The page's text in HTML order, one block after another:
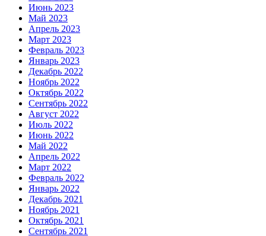
Июнь 2023
Май 2023
Апрель 2023
Март 2023
Февраль 2023
Январь 2023
Декабрь 2022
Ноябрь 2022
Октябрь 2022
Сентябрь 2022
Август 2022
Июль 2022
Июнь 2022
Май 2022
Апрель 2022
Март 2022
Февраль 2022
Январь 2022
Декабрь 2021
Ноябрь 2021
Октябрь 2021
Сентябрь 2021